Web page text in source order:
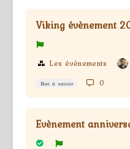
Viking évènement
Les évènements
Bon à savoir 0
Evènement